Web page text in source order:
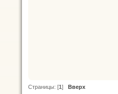
Страницы: [1 ] Вверх